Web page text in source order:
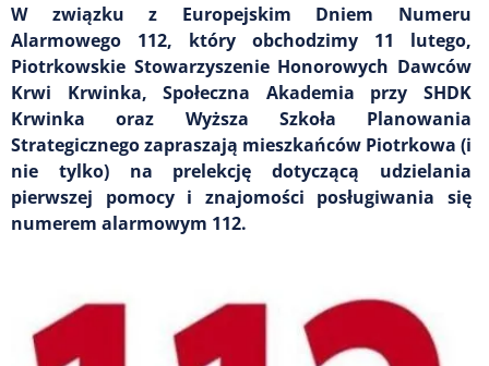
W związku z Europejskim Dniem Numeru
Alarmowego 112, który obchodzimy 11 lutego,
Piotrkowskie Stowarzyszenie Honorowych Dawców
Krwi Krwinka, Społeczna Akademia przy SHDK
Krwinka oraz Wyższa Szkoła Planowania
Strategicznego zapraszają mieszkańców Piotrkowa (i
nie tylko) na prelekcję dotyczącą udzielania
pierwszej pomocy i znajomości posługiwania się
numerem alarmowym 112.